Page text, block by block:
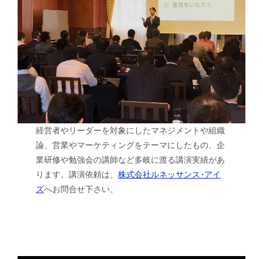
経営者やリーダーを対象にしたマネジメントや組織
論、営業やマーケティングをテーマにしたもの、企
業研修や勉強会の講師など多岐に渡る講演実績があ
ります。講演依頼は、株式会社ルネッサンス･アイ
ズへお問合せ下さい。